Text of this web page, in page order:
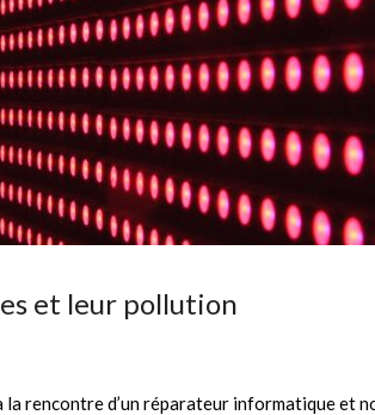
et leur pollution
rencontre d’un réparateur informatique et